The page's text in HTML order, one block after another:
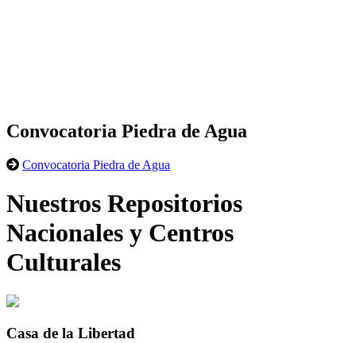
Convocatoria Piedra de Agua
Convocatoria Piedra de Agua
Nuestros Repositorios
Nacionales y Centros
Culturales
Casa de la Libertad